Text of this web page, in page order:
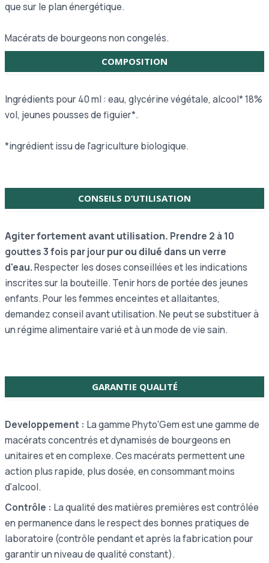
que sur le plan énergétique.
Macérats de bourgeons non congelés.
COMPOSITION
Ingrédients pour 40 ml : eau, glycérine végétale, alcool* 18%
vol, jeunes pousses de figuier*.
*ingrédient issu de l'agriculture biologique.
CONSEILS D’UTILISATION
Agiter fortement avant utilisation. Prendre 2 à 10
gouttes 3 fois par jourpur ou dilué dans un verre
d'eau.Respecter les doses conseillées et les indications
inscrites sur la bouteille. Tenir hors de portée des jeunes
enfants. Pour les femmes enceintes et allaitantes,
demandez conseil avant utilisation. Ne peut se substituer à
un régime alimentaire varié et à un mode de vie sain.
GARANTIE QUALITÉ
Developpement : La gamme Phyto'Gem est une gamme de
macérats concentrés et dynamisés de bourgeons en
unitaires et en complexe. Ces macérats permettent une
action plus rapide, plus dosée, en consommant moins
d'alcool.
Contrôle : La qualité des matières premières est contrôlée
en permanence dans le respect des bonnes pratiques de
laboratoire (contrôle pendant et après la fabrication pour
garantir un niveau de qualité constant).